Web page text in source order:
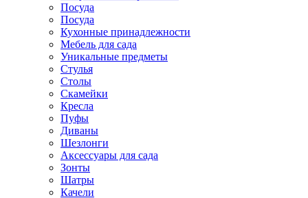
Посуда
Посуда
Кухонные принадлежности
Мебель для сада
Уникальные предметы
Стулья
Столы
Скамейки
Кресла
Пуфы
Диваны
Шезлонги
Аксессуары для сада
Зонты
Шатры
Качели